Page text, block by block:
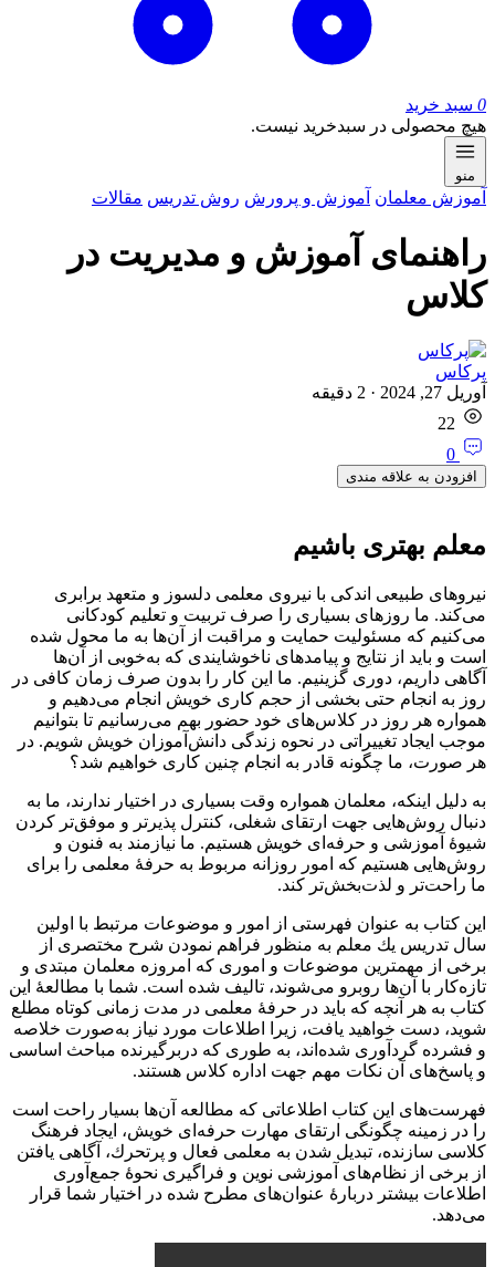
0 سبد خرید
هیچ محصولی در سبدخرید نیست.
منو
آموزش معلمان آموزش و پرورش روش تدریس مقالات
راهنمای آموزش و مدیریت در
کلاس
پرکاس
آوریل 27, 2024
·
2 دقیقه
22
0
افزودن به علاقه مندی
معلم بهتری باشیم
نیروهای طبیعی اندكی با نیروی معلمی دلسوز و متعهد برابری
می‌كند. ما روزهای بسیاری را صرف تربیت و تعلیم كودكانی
می‌کنیم كه مسئولیت حمایت و مراقبت از آن‌ها به ما محول شده
است و باید از نتایج و پیامدهای ناخوشایندی كه به‌خوبی از آن‌ها
آگاهی داریم، دوری گزینیم. ما این كار را بدون صرف زمان كافی در
روز به انجام حتی بخشی از حجم كاری خویش انجام می‌دهیم و
همواره هر روز در كلاس‌های خود حضور بهم می‌رسانیم تا بتوانیم
موجب ایجاد تغییراتی در نحوه زندگی‌ دانش‌آموزان خویش شویم. در
هر صورت، ما چگونه قادر به انجام چنین كاری خواهیم شد؟
به دلیل اینكه، معلمان همواره وقت بسیاری در اختیار ندارند، ما به
دنبال روش‌هایی جهت ارتقای شغلی، كنترل پذیرتر و موفق‌تر كردن
شیوۀ آموزشی و حرفه‌ای خویش هستیم. ما نیازمند به فنون و
روش‌هایی هستیم كه امور روزانه مربوط به حرفۀ معلمی را برای
ما راحت‌تر و لذت‌بخش‌تر كند.
این كتاب به عنوان فهرستی از امور و موضوعات مرتبط با اولین
سال تدریس یك معلم به منظور فراهم نمودن شرح مختصری از
برخی از مهمترین موضوعات و اموری كه امروزه معلمان مبتدی و
تازه‌كار با آن‌ها روبرو می‌شوند، تالیف شده است. شما با مطالعۀ این
كتاب به هر آنچه كه باید در حرفۀ معلمی در مدت زمانی كوتاه مطلع
شوید، دست خواهید یافت، زیرا اطلاعات مورد نیاز به‌صورت خلاصه
و فشرده گردآوری شده‌اند، به طوری كه دربرگیرنده مباحث اساسی
و پاسخ‌های آن نکات مهم جهت اداره كلاس هستند.
فهرست‌های این كتاب اطلاعاتی كه مطالعه آن‌ها بسیار راحت است
را در زمینه چگونگی ارتقای مهارت حرفه‌ای خویش، ایجاد فرهنگ
كلاسی سازنده، تبدیل شدن به معلمی فعال و پرتحرك، آگاهی یافتن
از برخی از نظام‌های آموزشی نوین و فراگیری نحوۀ جمع‌آوری
اطلاعات بیشتر دربارۀ عنوان‌های مطرح شده در اختیار شما قرار
می‌دهد.